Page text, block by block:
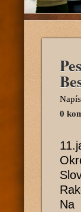
0
Na